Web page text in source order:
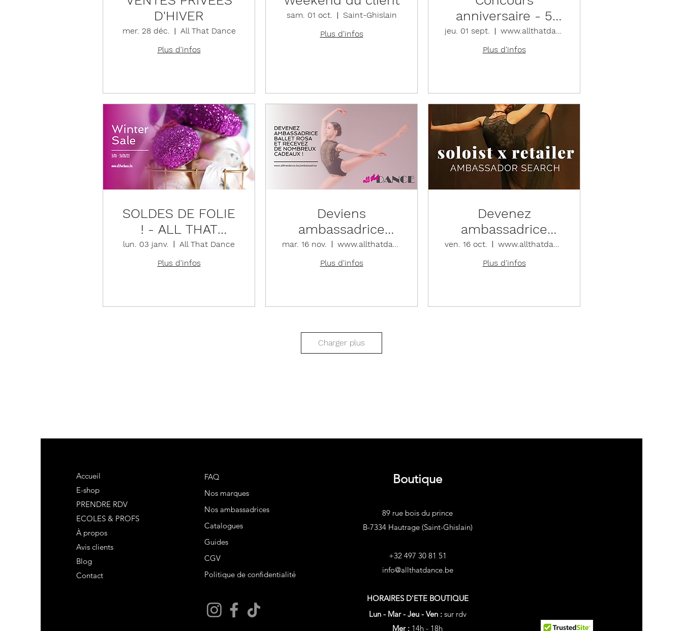
D'HIVER
mer. 28 déc.
All That Dance
Plus d'infos
sam. 01 oct.
Saint-Ghislain
Plus d'infos
anniversaire - 5
ans !
jeu. 01 sept.
www.allthatdance.be/concours
Plus d'infos
SOLDES DE FOLIE
! - ALL THAT
DANCE
lun. 03 janv.
All That Dance
Plus d'infos
Deviens
ambassadrice
Ballet Rosa 2022
mar. 16 nov.
Plus d'infos
Devenez
ambassadrice
Ballet Rosa
ven. 16 oct.
Plus d'infos
Charger plus
Accueil
E-shop
PRENDRE RDV
ECOLES & PROFS
À propos
Avis clients
Blog
Contact
FAQ
Nos marques
Nos ambassadrices
Catalogues
Guides
CGV
Politique de confidentialité
Boutique
89 rue bois du prince
B-7334 Hautrage (Saint-Ghislain)
+32 497 30 81 51
info@allthatdance.be
HORAIRES D'ETE BOUTIQUE
Lun - Mar - Jeu - Ven : sur rdv
Mer : 14h - 18h